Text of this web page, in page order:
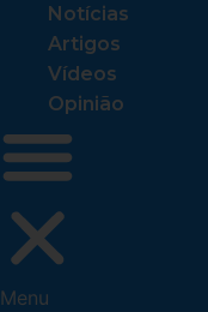
Notícias
Artigos
Vídeos
Opinião
Menu